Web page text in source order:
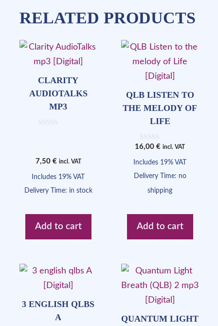
RELATED PRODUCTS
CLARITY
AUDIOTALKS
MP3
o
5
7,50 € incl. VAT
Includes 19% VAT
Delivery Time: in stock
Add to cart
QLB LISTEN TO
THE MELODY OF
LIFE
0
u
o
16,00 € incl. VAT
Includes 19% VAT
Delivery Time: no
shipping
Add to cart
3 ENGLISH QLBS
A
QUANTUM LIGHT